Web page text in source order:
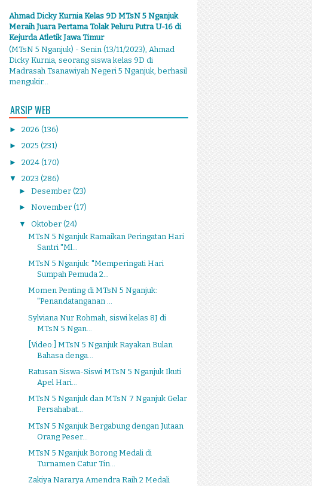
Ahmad Dicky Kurnia Kelas 9D MTsN 5 Nganjuk
Meraih Juara Pertama Tolak Peluru Putra U-16 di
Kejurda Atletik Jawa Timur
(MTsN 5 Nganjuk) - Senin (13/11/2023), Ahmad
Dicky Kurnia, seorang siswa kelas 9D di
Madrasah Tsanawiyah Negeri 5 Nganjuk, berhasil
mengukir...
ARSIP WEB
► 2026 (136)
► 2025 (231)
► 2024 (170)
▼ 2023 (286)
► Desember (23)
► November (17)
▼ Oktober (24)
MTsN 5 Nganjuk Ramaikan Peringatan Hari
Santri "Ml...
MTsN 5 Nganjuk: "Memperingati Hari
Sumpah Pemuda 2...
Momen Penting di MTsN 5 Nganjuk:
"Penandatanganan ...
Sylviana Nur Rohmah, siswi kelas 8J di
MTsN 5 Ngan...
[Video:] MTsN 5 Nganjuk Rayakan Bulan
Bahasa denga...
Ratusan Siswa-Siswi MTsN 5 Nganjuk Ikuti
Apel Hari...
MTsN 5 Nganjuk dan MTsN 7 Nganjuk Gelar
Persahabat...
MTsN 5 Nganjuk Bergabung dengan Jutaan
Orang Peser...
MTsN 5 Nganjuk Borong Medali di
Turnamen Catur Tin...
Zakiya Nararya Amendra Raih 2 Medali